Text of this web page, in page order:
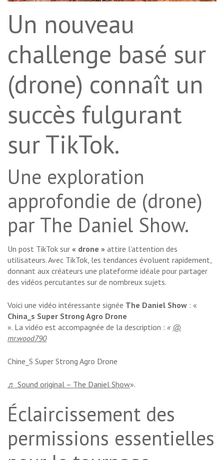
Un nouveau
challenge basé sur
(drone) connaît un
succès fulgurant
sur TikTok.
Une exploration
approfondie de (drone)
par The Daniel Show.
Un post TikTok sur « drone » attire l’attention des
utilisateurs. Avec TikTok, les tendances évoluent rapidement,
donnant aux créateurs une plateforme idéale pour partager
des vidéos percutantes sur de nombreux sujets.
Voici une vidéo intéressante signée The Daniel Show : «
China_s Super Strong Agro Drone
». La vidéo est accompagnée de la description : « @
mr.wood790
Chine_S Super Strong Agro Drone
♬ Sound original – The Daniel Show».
Éclaircissement des
permissions essentielles